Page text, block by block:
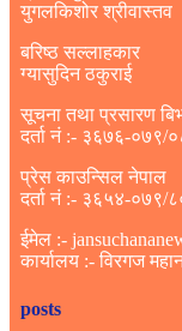
युगलकिशोर श्रीवास्तव
बरिष्ठ सल्लाहकार
ग्यासुदिन ठकुराई
सूचना तथा प्रसारण
दर्ता नं :- ३६७६-०७९/
प्रेस काउन्सिल नेपाल
दर्ता नं :- ३६५४-०७९/
ईमेल :-
कार्यालय :- विरगज
posts